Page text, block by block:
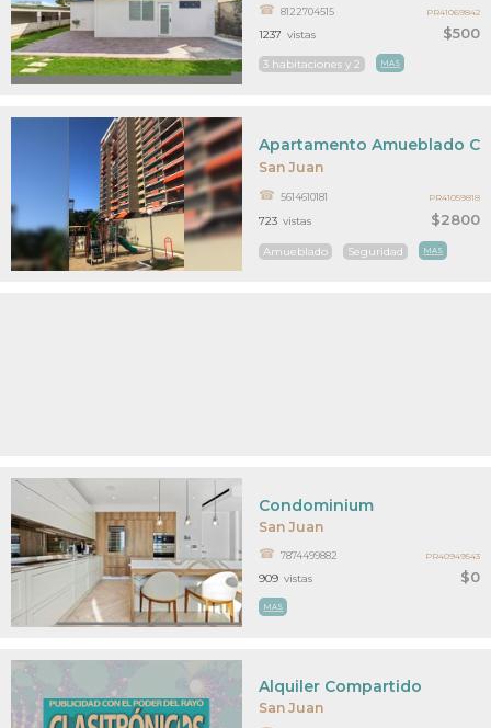
$500
8122704515
3 habitaciones y 2 MAS
1237 vistas
PR41069842
San Juan
$2800
Apartamento Amueblado
5614610181
Amueblado Seguridad MAS
723 vistas
PR41059818
San Juan
$0
Condominium
7874499882
MAS
909 vistas
PR40949543
San Juan
Alquiler Compartido